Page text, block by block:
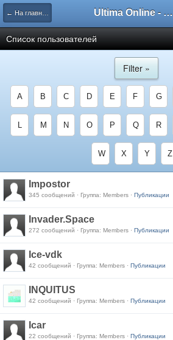
← На главную Ultima Online - Форум Русского сообщества игры
Список пользователей
Filter »
A B C D E F G
L M N O P Q R
W X Y Z
Impostor
345 сообщений · Группа: Members · Публикации
Invader.Space
272 сообщений · Группа: Members · Публикации
Ice-vdk
42 сообщений · Группа: Members · Публикации
INQUITUS
42 сообщений · Группа: Members · Публикации
Icar
22 сообщений · Группа: Members · Публикации